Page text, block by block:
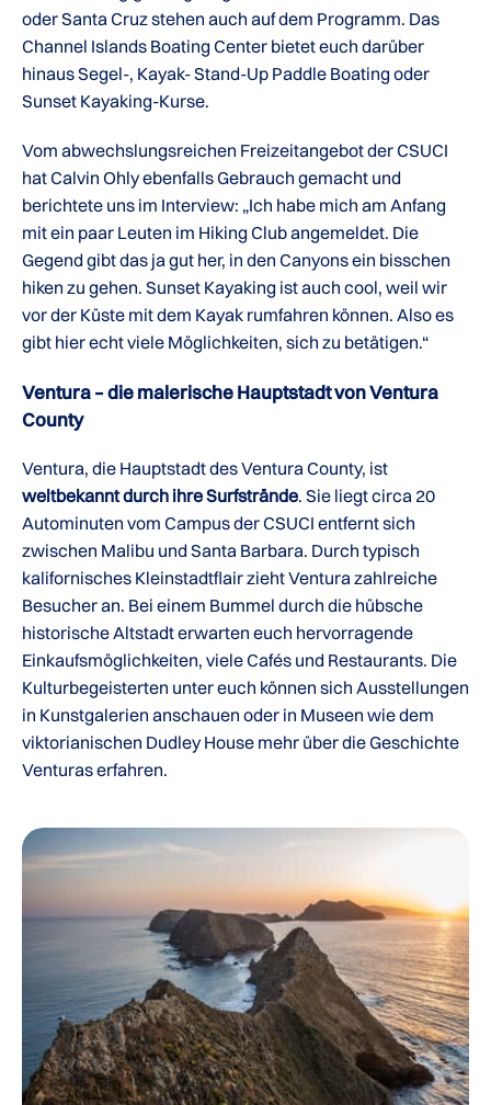
oder Santa Cruz stehen auch auf dem Programm. Das
Channel Islands Boating Center bietet euch darüber
hinaus Segel-, Kayak- Stand-Up Paddle Boating oder
Sunset Kayaking-Kurse.
Vom abwechslungsreichen Freizeitangebot der CSUCI
hat Calvin Ohly ebenfalls Gebrauch gemacht und
berichtete uns im Interview: „Ich habe mich am Anfang
mit ein paar Leuten im Hiking Club angemeldet. Die
Gegend gibt das ja gut her, in den Canyons ein bisschen
hiken zu gehen. Sunset Kayaking ist auch cool, weil wir
vor der Küste mit dem Kayak rumfahren können. Also es
gibt hier echt viele Möglichkeiten, sich zu betätigen.“
Ventura – die malerische Hauptstadt von Ventura
County
Ventura, die Hauptstadt des Ventura County, ist
weltbekannt durch ihre Surfstrände. Sie liegt circa 20
Autominuten vom Campus der CSUCI entfernt sich
zwischen Malibu und Santa Barbara. Durch typisch
kalifornisches Kleinstadtflair zieht Ventura zahlreiche
Besucher an. Bei einem Bummel durch die hübsche
historische Altstadt erwarten euch hervorragende
Einkaufsmöglichkeiten, viele Cafés und Restaurants. Die
Kulturbegeisterten unter euch können sich Ausstellungen
in Kunstgalerien anschauen oder in Museen wie dem
viktorianischen Dudley House mehr über die Geschichte
Venturas erfahren.